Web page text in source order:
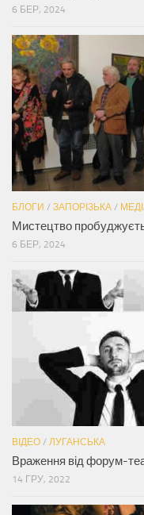
6 БЕР, 2024
БЛОГИ / ЗАПОРІЗЬКА /
Мистецтво
6 БЕР, 2024
ВІДЕО / ЛУГАНСЬКА
Враження від форум-
14 ГРУ, 2022